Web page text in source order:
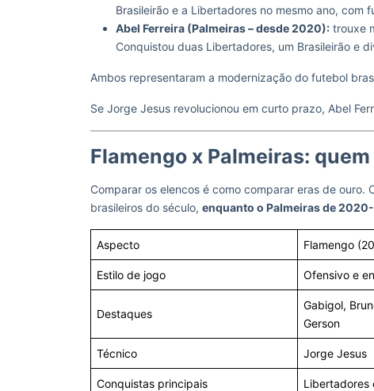
Brasileirão e a Libertadores no mesmo ano, com
Abel Ferreira (Palmeiras – desde 2020): trouxe
Conquistou duas Libertadores, um Brasileirão e
Ambos representaram a modernização do futebol
Se Jorge Jesus revolucionou em curto prazo, Abel
Flamengo x Palmeiras:
Comparar os elencos é como comparar eras de
brasileiros do século, enquanto o Palmeiras de
Aspecto Flamengo
Estilo de jogo Ofensivo e
Destaques
Gabigol,
Gerson
Técnico Jorge Jesus
Conquistas principais Libertadores